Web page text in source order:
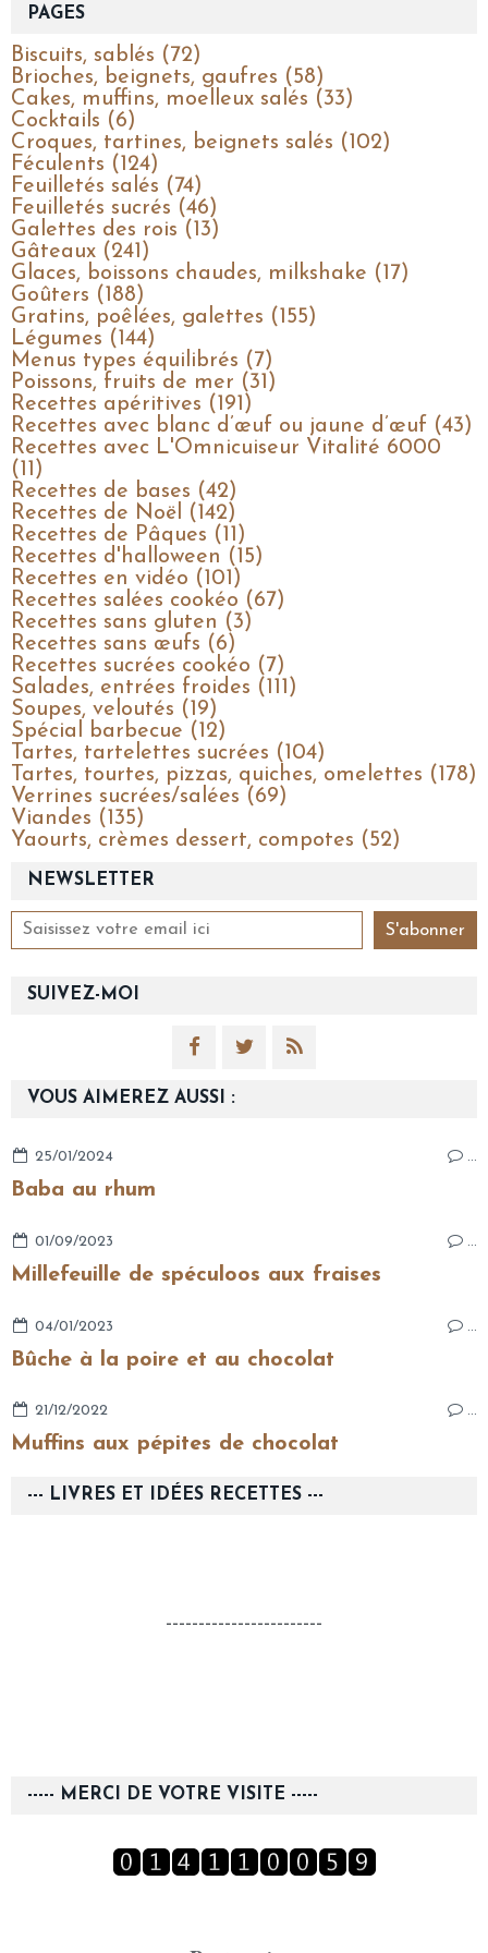
NEWSLETTER
SUIVEZ-MOI
VOUS AIMEREZ AUSSI :
25/01/2024 …
Baba au rhum
01/09/2023 …
Millefeuille de spéculoos aux fraises
04/01/2023
Bûche à la poire et au chocolat
21/12/2022 …
Muffins aux pépites de chocolat
PAGES
Biscuits, sablés (72)
Brioches, beignets, gaufres (58)
Cakes, muffins, moelleux salés (33)
Cocktails (6)
Croques, tartines, beignets salés (102)
Féculents (124)
Feuilletés salés (74)
Feuilletés sucrés (46)
Galettes des rois (13)
Gâteaux (241)
Glaces, boissons chaudes, milkshake (17)
Goûters (188)
Gratins, poêlées, galettes (155)
Légumes (144)
Menus types équilibrés (7)
Poissons, fruits de mer (31)
Recettes apéritives (191)
Recettes avec blanc d’œuf ou jaune d’œuf (43)
Recettes avec L'Omnicuiseur Vitalité 6000
(11)
Recettes de bases (42)
Recettes de Noël (142)
Recettes de Pâques (11)
Recettes d'halloween (15)
Recettes en vidéo (101)
Recettes salées cookéo (67)
Recettes sans gluten (3)
Recettes sans œufs (6)
Recettes sucrées cookéo (7)
Salades, entrées froides (111)
Soupes, veloutés (19)
Spécial barbecue (12)
Tartes, tartelettes sucrées (104)
Tartes, tourtes, pizzas, quiches, omelettes (178)
Verrines sucrées/salées (69)
Viandes (135)
Yaourts, crèmes dessert, compotes (52)
--- LIVRES ET IDÉES RECETTES ---
------------------------
----- MERCI DE VOTRE VISITE -----